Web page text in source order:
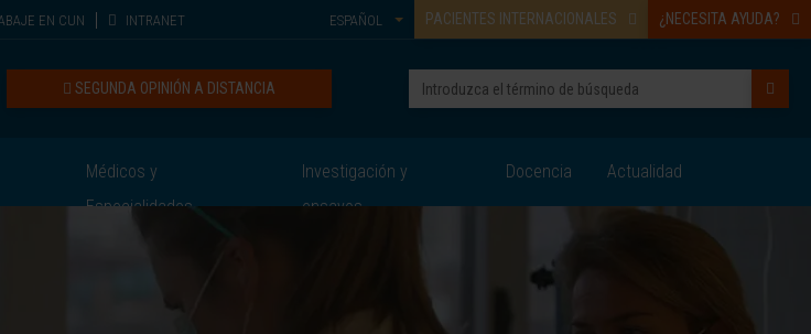
EN CUN INTRANET PACIENTES INTERNACIONALES ¿NECESITA AYUDA?
ESPAÑOL
SEGUNDA OPINIÓN A DISTANCIA
Médicos y
Especialidades
Investigación y
ensayos
Docencia Actualidad